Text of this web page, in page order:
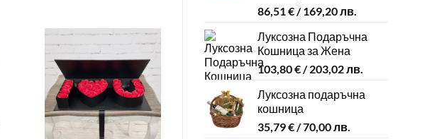
86,51 € / 169,20 лв.
Луксозна Подаръчна
Кошница за Жена
103,80€ / 203,02 лв.
Луксозна подаръчна
кошница
35,79€ / 70,00 лв.